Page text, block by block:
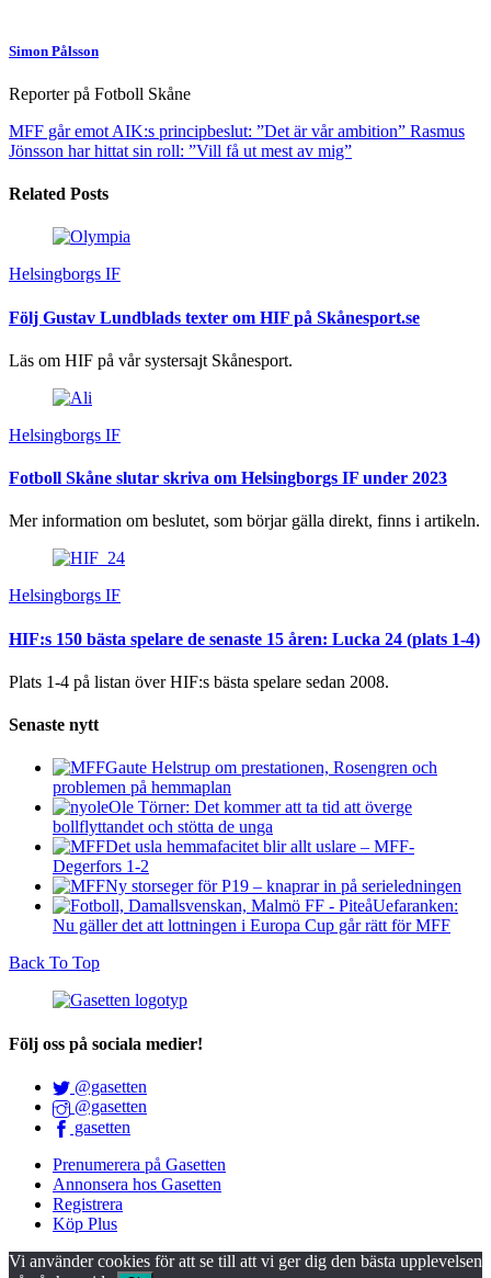
Simon Pålsson
Reporter på Fotboll Skåne
MFF går emot AIK:s principbeslut: ”Det är vår ambition” Rasmus
Jönsson har hittat sin roll: ”Vill få ut mest av mig”
Related Posts
Helsingborgs IF
Följ Gustav Lundblads texter om HIF på Skånesport.se
Läs om HIF på vår systersajt Skånesport.
Helsingborgs IF
Fotboll Skåne slutar skriva om Helsingborgs IF under 2023
Mer information om beslutet, som börjar gälla direkt, finns i artikeln.
Helsingborgs IF
HIF:s 150 bästa spelare de senaste 15 åren: Lucka 24 (plats 1-4)
Plats 1-4 på listan över HIF:s bästa spelare sedan 2008.
Senaste nytt
Gaute Helstrup om prestationen, Rosengren och
problemen på hemmaplan
Ole Törner: Det kommer att ta tid att överge
bollflyttandet och stötta de unga
Det usla hemmafacitet blir allt uslare – MFF-
Degerfors 1-2
Ny storseger för P19 – knaprar in på serieledningen
Uefaranken:
Nu gäller det att lottningen i Europa Cup går rätt för MFF
Back To Top
Följ oss på sociala medier!
@gasetten
@gasetten
gasetten
Prenumerera på Gasetten
Annonsera hos Gasetten
Registrera
Köp Plus
Vi använder cookies för att se till att vi ger dig den bästa upplevelsen